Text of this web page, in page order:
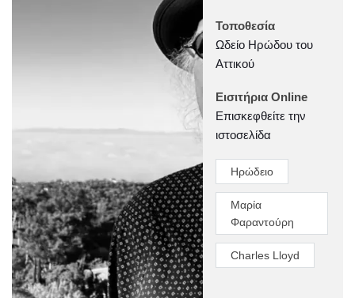
Τοποθεσία
Ωδείο Ηρώδου του
Αττικού
Εισιτήρια Online
Επισκεφθείτε την
ιστοσελίδα
Ηρώδειο
Μαρία
Φαραντούρη
Charles Lloyd